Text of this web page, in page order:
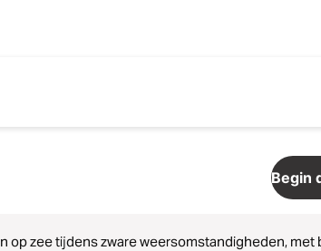
Begin
op zee tijdens zware weersomstandigheden,